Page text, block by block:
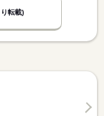
転載)